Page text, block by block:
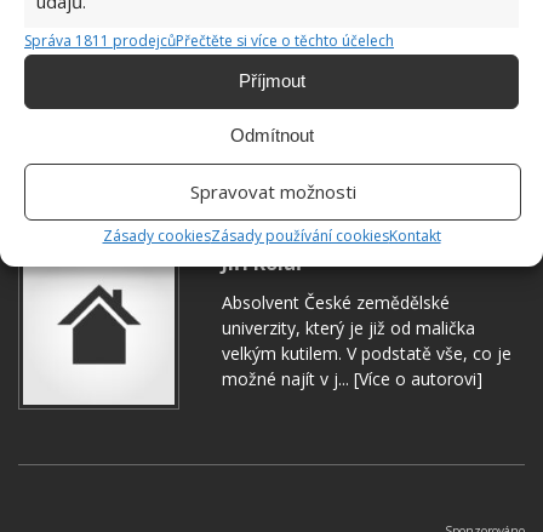
Správa 1811 prodejcůPřečtěte si více o těchto účelech
Příjmout
Odmítnout
Spravovat možnosti
Zásady cookiesZásady používání cookiesKontakt
Jiří Kolář
Absolvent České zemědělské
univerzity, který je již od malička
velkým kutilem. V podstatě vše, co je
možné najít v j... [Více o autorovi]